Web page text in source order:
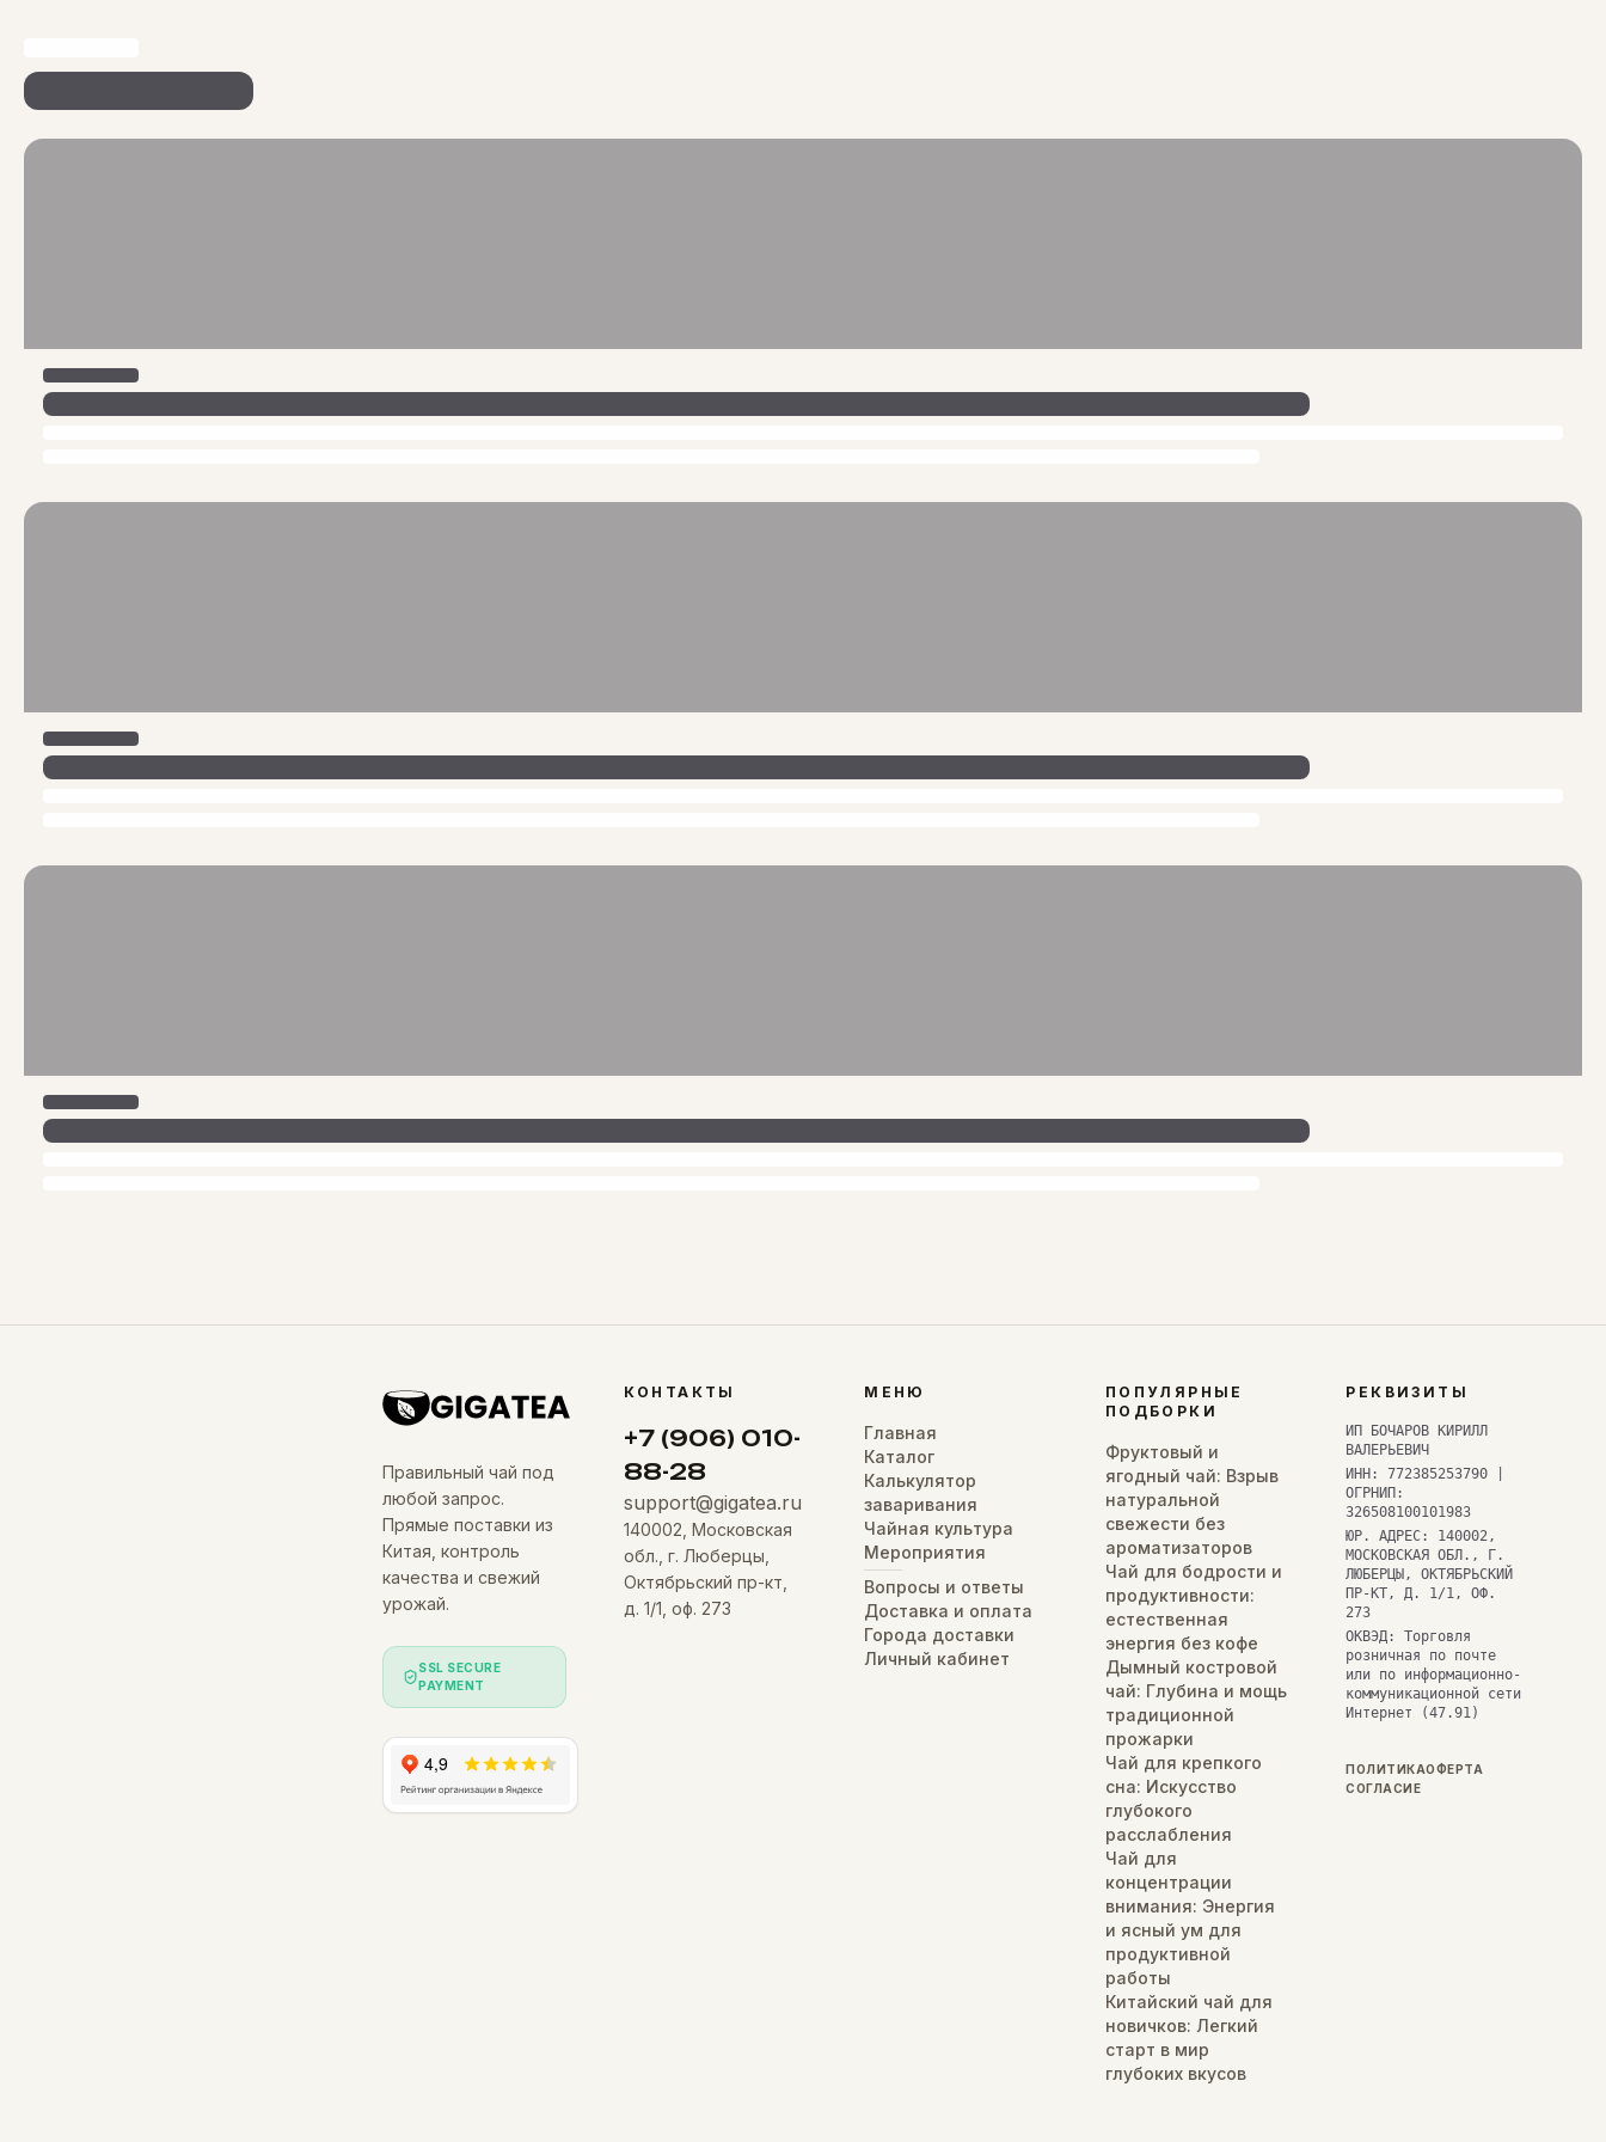
Правильный чай под
любой запрос.
Прямые поставки из
Китая, контроль
качества и свежий
урожай.
SSL SECURE
PAYMENT
КОНТАКТЫ
+7 (906) 010-
88-28
support@gigatea.ru
140002, Московская
обл., г. Люберцы,
Октябрьский пр-кт,
д. 1/1, оф. 273
МЕНЮ
Главная
Каталог
Калькулятор
заваривания
Чайная культура
Мероприятия
Вопросы и ответы
Доставка и оплата
Города доставки
Личный кабинет
ПОПУЛЯРНЫЕ
ПОДБОРКИ
Фруктовый и
ягодный чай: Взрыв
натуральной
свежести без
ароматизаторов
Чай для бодрости и
продуктивности:
естественная
энергия без кофе
Дымный костровой
чай: Глубина и мощь
традиционной
прожарки
Чай для крепкого
сна: Искусство
глубокого
расслабления
Чай для
концентрации
внимания: Энергия
и ясный ум для
продуктивной
работы
Китайский чай для
новичков: Легкий
старт в мир
глубоких вкусов
РЕКВИЗИТЫ
ИП БОЧАРОВ КИРИЛЛ
ВАЛЕРЬЕВИЧ
ИНН: 772385253790 |
ОГРНИП:
326508100101983
ЮР. АДРЕС: 140002,
МОСКОВСКАЯ ОБЛ., Г.
ЛЮБЕРЦЫ, ОКТЯБРЬСКИЙ
ПР-КТ, Д. 1/1, ОФ.
273
ОКВЭД: Торговля
розничная по почте
или по информационно-
коммуникационной сети
Интернет (47.91)
ПОЛИТИКАОФЕРТА
СОГЛАСИЕ